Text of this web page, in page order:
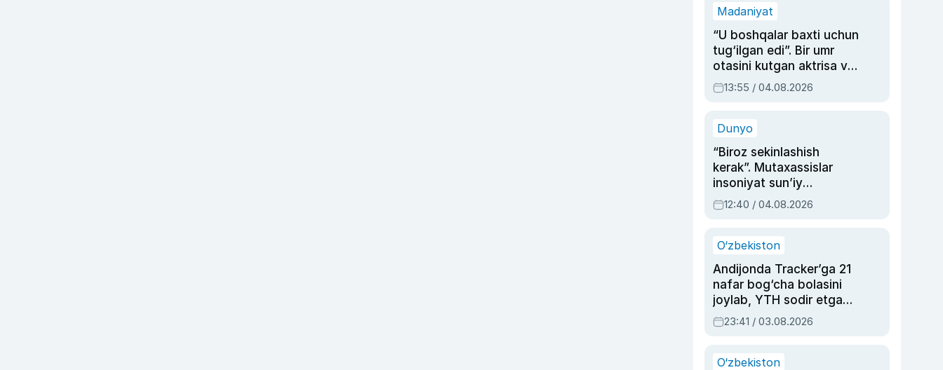
Madaniyat
“U boshqalar baxti uchun
tug‘ilgan edi”. Bir umr
otasini kutgan aktrisa va
dublyaj ustasi Rimma
Ahmedovaning
13:55 / 04.08.2026
Dunyo
“Biroz sekinlashish
kerak”. Mutaxassislar
insoniyat sun’iy
intellektni boshqara
olmay qolishidan xavotir
12:40 / 04.08.2026
O‘zbekiston
Andijonda Tracker’ga 21
nafar bog‘cha bolasini
joylab, YTH sodir etgan
ayolga sud hukmi o‘qildi
23:41 / 03.08.2026
O‘zbekiston